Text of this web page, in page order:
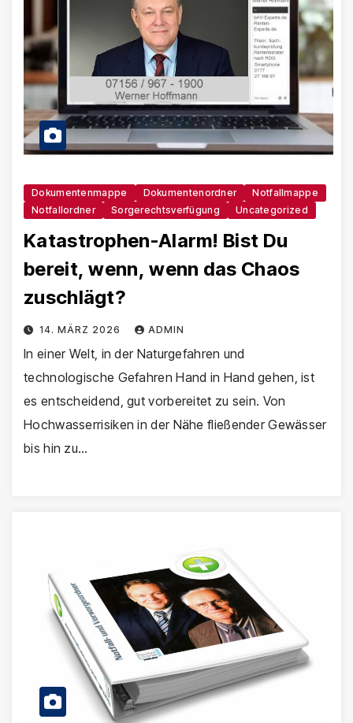
Dokumentenmappe Dokumentenordner
Notfallmappe
Notfallordner
Sorgerechtsverfügung Uncategorized
Katastrophen-Alarm! Bist Du
bereit, wenn, wenn das Chaos
zuschlägt?
14. MÄRZ 2026 ADMIN
In einer Welt, in der Naturgefahren und
technologische Gefahren Hand in Hand gehen, ist
es entscheidend, gut vorbereitet zu sein. Von
Hochwasserrisiken in der Nähe fließender Gewässer
bis hin zu…